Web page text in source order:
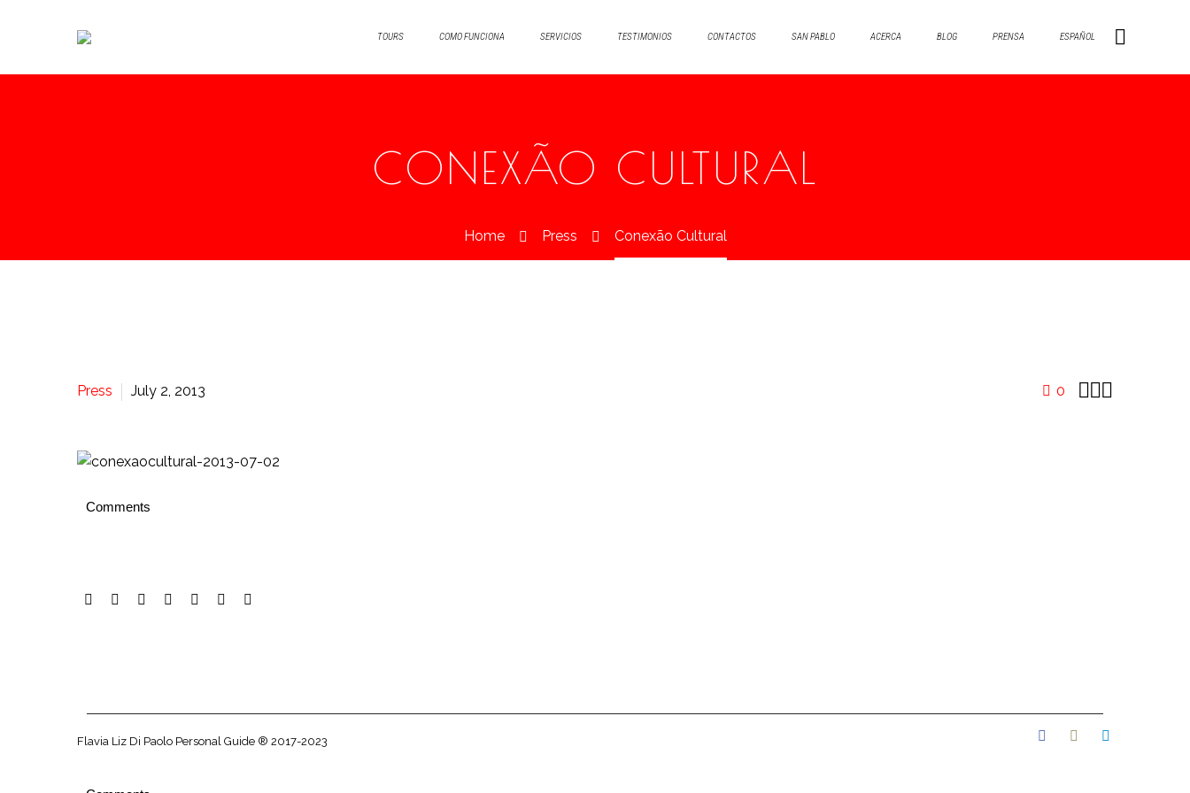
TOURS COMO FUNCIONA SERVICIOS TESTIMONIOS CONTACTOS SAN PABLO ACERCA BLOG PRENSA ESPAÑOL
CONEXÃO CULTURAL
Home Press Conexão Cultural
0 
Press July 2, 2013
Comments
Flavia Liz Di Paolo Personal Guide ® 2017-2023